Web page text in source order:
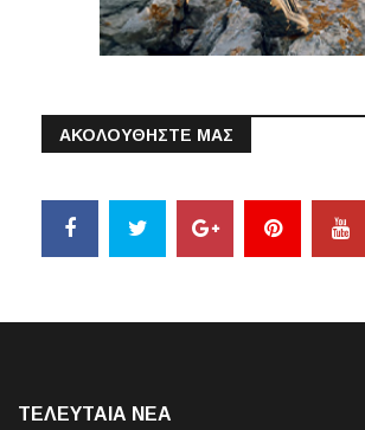
ΑΚΟΛΟΥΘΗΣΤΕ ΜΑΣ
ΤΕΛΕΥΤΑΙΑ NEA